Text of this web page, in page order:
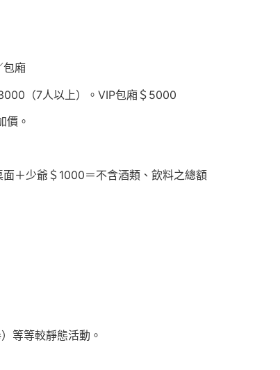
包廂
（7人以上）。VIP包廂＄5000
價。
＋少爺＄1000＝不含酒類、飲料之總額
等等較靜態活動。